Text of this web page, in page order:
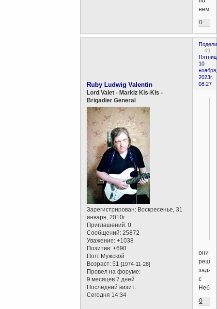
нем.
0
49
10
ноября,
2023г.
08:27
Ruby Ludwig Valentin
Lord Valet - Markiz Kis-Kis -
Brigadier General
Зарегистрирован: Воскресенье, 31
января, 2010г.
Приглашений: 0
Сообщений: 25872
Уважение: +1038
Позитив: +690
Пол: Мужской
Возраст: 51[1974-11-28]
Провел на форуме:
9 месяцев 7 дней
Последний визит:
Сегодня 14:34
они
задачу
с
Неба.
0